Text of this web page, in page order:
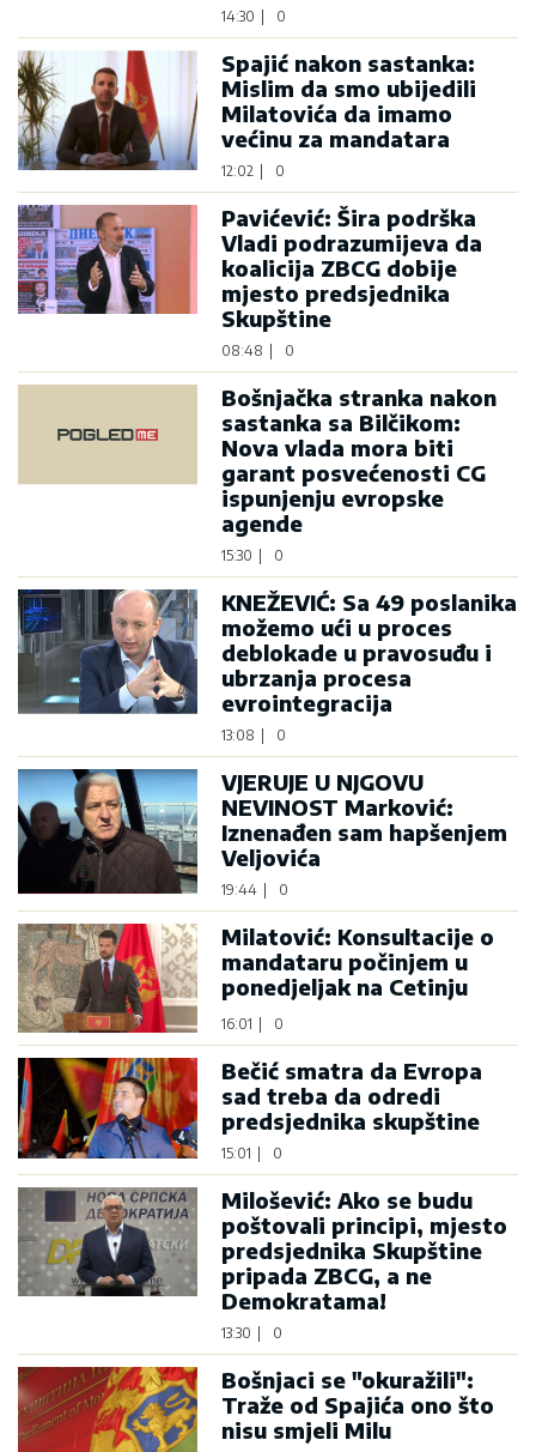
14:30 0
Spajić nakon sastanka:
Mislim da smo ubijedili
Milatovića da imamo
većinu za mandatara
12:02 0
Pavićević: Šira podrška
Vladi podrazumijeva da
koalicija ZBCG dobije
mjesto predsjednika
Skupštine
08:48 0
Bošnjačka stranka nakon
sastanka sa Bilčikom:
Nova vlada mora biti
garant posvećenosti CG
ispunjenju evropske
agende
15:30 0
KNEŽEVIĆ: Sa 49 poslanika
možemo ući u proces
deblokade u pravosuđu i
ubrzanja procesa
evrointegracija
13:08 0
VJERUJE U NJGOVU
NEVINOST Marković:
Iznenađen sam hapšenjem
Veljovića
19:44 0
Milatović: Konsultacije o
mandataru počinjem u
ponedjeljak na Cetinju
16:01 0
Bečić smatra da Evropa
sad treba da odredi
predsjednika skupštine
15:01 0
Milošević: Ako se budu
poštovali principi, mjesto
predsjednika Skupštine
pripada ZBCG, a ne
Demokratama!
13:30 0
Bošnjaci se "okuražili":
Traže od Spajića ono što
nisu smjeli Milu